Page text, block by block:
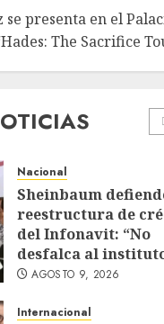
presenta en el
The Sacrifice
Deportes Internacional
AGOSTO 9, 2026
Nacional
Sheinbaum
reestructura de
del Infonavit: “No
desfalca al
AGOSTO 9, 2026
Internacional